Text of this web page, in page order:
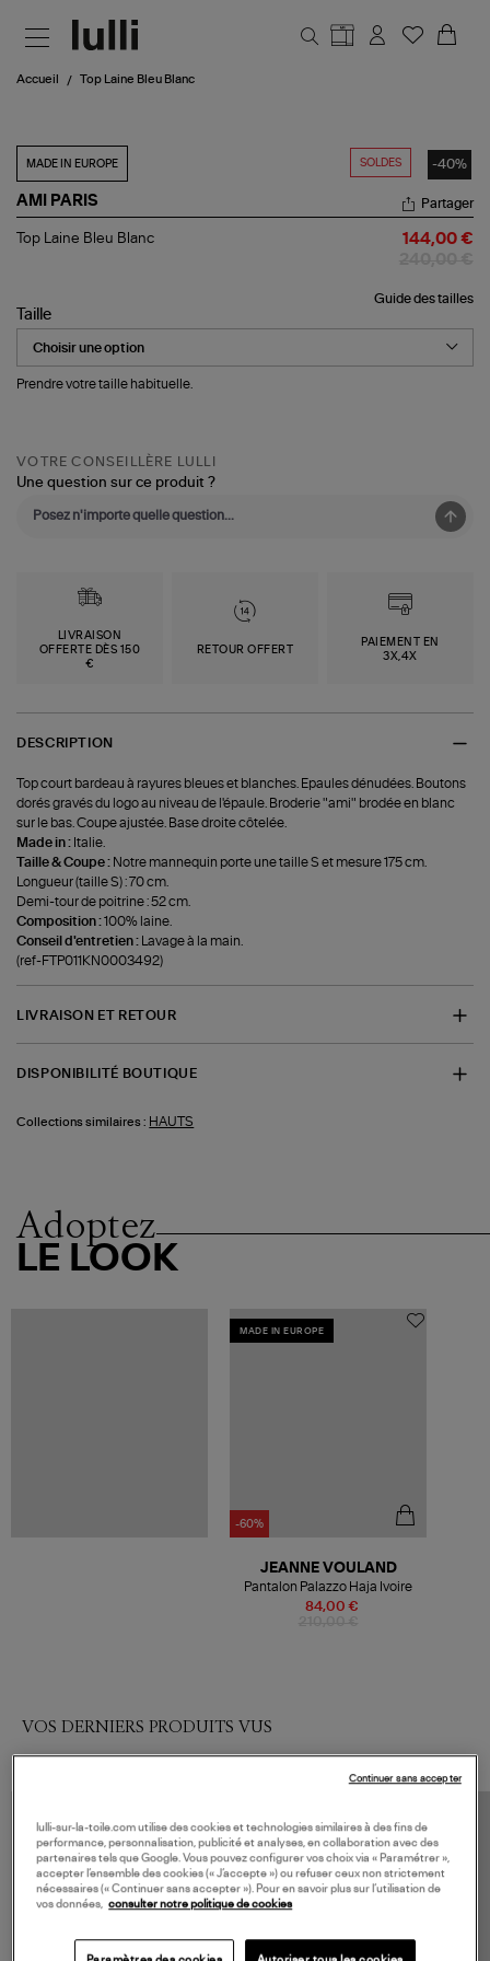
Accueil Top Laine Bleu Blanc
SOLDES -40%
MADE IN EUROPE
AMI PARIS
Top
Partager
Top Laine Bleu Blanc 144,00 €
Guide des tailles
Taille
Prendre votre taille habituelle.
VOTRE CONSEILLÈRE LULLI
Une question sur ce produit ?
LIVRAISON
OFFERTE DÈS 150
€
RETOUR OFFERT
PAIEMENT EN
3X,4X
DESCRIPTION
Top court bardeau à rayures bleues et blanches. Epaules dénudées. Boutons
dorés gravés du logo au niveau de l'épaule. Broderie "ami" brodée en blanc
sur le bas. Coupe ajustée. Base droite côtelée.
Made in : Italie.
Taille & Coupe : Notre mannequin porte une taille S et mesure 175 cm.
Longueur (taille S) : 70 cm.
Demi-tour de poitrine : 52 cm.
Composition :100% laine.
Conseil d'entretien :
Lavage à la main.
(ref-FTP011KN0003492)
LIVRAISON ET RETOUR
DISPONIBILITÉ BOUTIQUE
Collections similaires : HAUTS
Adoptez
LE LOOK
MADE IN EUROPE
-60%
84,00 €
JEANNE VOULAND
Pantalon Palazzo Haja Ivoire
VOS DERNIERS PRODUITS VUS
lulli-sur-la-toile.com utilise des cookies et technologies similaires à des fins de
performance, personnalisation, publicité et analyses, en collaboration avec des
partenaires tels que Google. Vous pouvez configurer vos choix via « Paramétrer »,
accepter l’ensemble des cookies (« J’accepte ») ou refuser ceux non strictement
nécessaires (« Continuer sans accepter »). Pour en savoir plus sur l’utilisation de
vos données,
consulter notre politique de cookies
Continuer sans accepter